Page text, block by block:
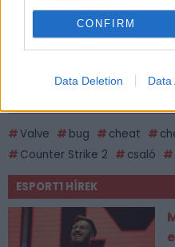
CONFIRM
Data Deletion Data
Valve bug cheat
Counter Strike 2
csaló
ESPORT1 HÍREK